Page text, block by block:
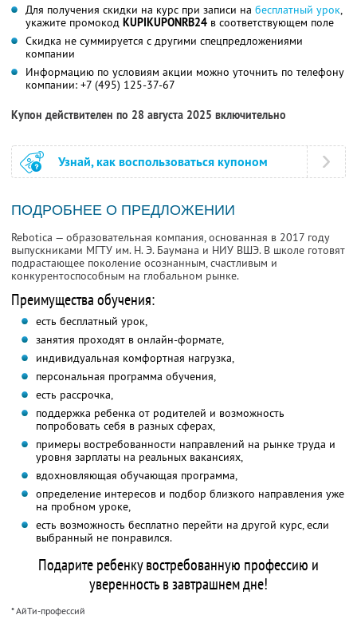
Для получения скидки на курс при записи на бесплатный урок,
укажите промокод KUPIKUPONRB24 в соответствующем поле
Скидка не суммируется с другими спецпредложениями
компании
Информацию по условиям акции можно уточнить по телефону
компании: +7 (495) 125-37-67
Купон действителен по 28 августа 2025 включительно
Узнай, как воспользоваться купоном
ПОДРОБНЕЕ О ПРЕДЛОЖЕНИИ
Rebotica — образовательная компания, основанная в 2017 году
выпускниками МГТУ им. Н. Э. Баумана и НИУ ВШЭ. В школе готовят
подрастающее поколение осознанным, счастливым и
конкурентоспособным на глобальном рынке.
Преимущества обучения:
есть бесплатный урок,
занятия проходят в онлайн-формате,
индивидуальная комфортная нагрузка,
персональная программа обучения,
есть рассрочка,
поддержка ребенка от родителей и возможность
попробовать себя в разных сферах,
примеры востребованности направлений на рынке труда и
уровня зарплаты на реальных вакансиях,
вдохновляющая обучающая программа,
определение интересов и подбор близкого направления уже
на пробном уроке,
есть возможность бесплатно перейти на другой курс, если
выбранный не понравился.
Подарите ребенку востребованную профессию и
уверенность в завтрашнем дне!
* АйТи-профессий